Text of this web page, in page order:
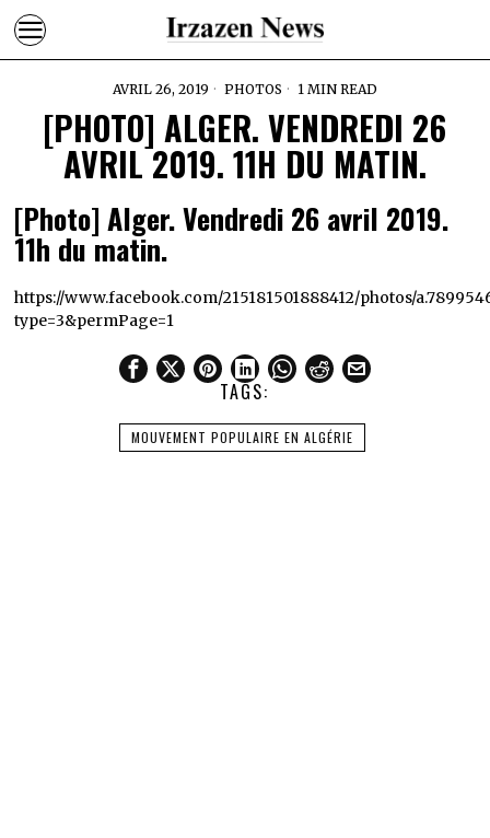
AVRIL 26, 2019 PHOTOS 1 MIN READ
[PHOTO] ALGER. VENDREDI 26
AVRIL 2019. 11H DU MATIN.
[Photo] Alger. Vendredi 26 avril 2019.
11h du matin.
https://www.facebook.com/215181501888412/photos/
type=3&permPage=1
TAGS:
MOUVEMENT POPULAIRE EN ALGÉRIE